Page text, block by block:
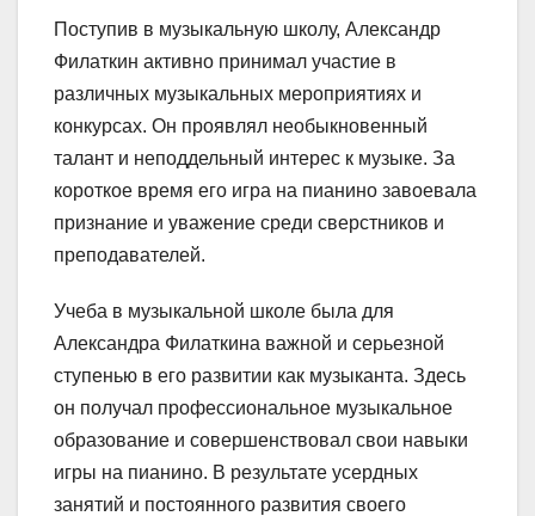
Поступив в музыкальную школу, Александр
Филаткин активно принимал участие в
различных музыкальных мероприятиях и
конкурсах. Он проявлял необыкновенный
талант и неподдельный интерес к музыке. За
короткое время его игра на пианино завоевала
признание и уважение среди сверстников и
преподавателей.
Учеба в музыкальной школе была для
Александра Филаткина важной и серьезной
ступенью в его развитии как музыканта. Здесь
он получал профессиональное музыкальное
образование и совершенствовал свои навыки
игры на пианино. В результате усердных
занятий и постоянного развития своего